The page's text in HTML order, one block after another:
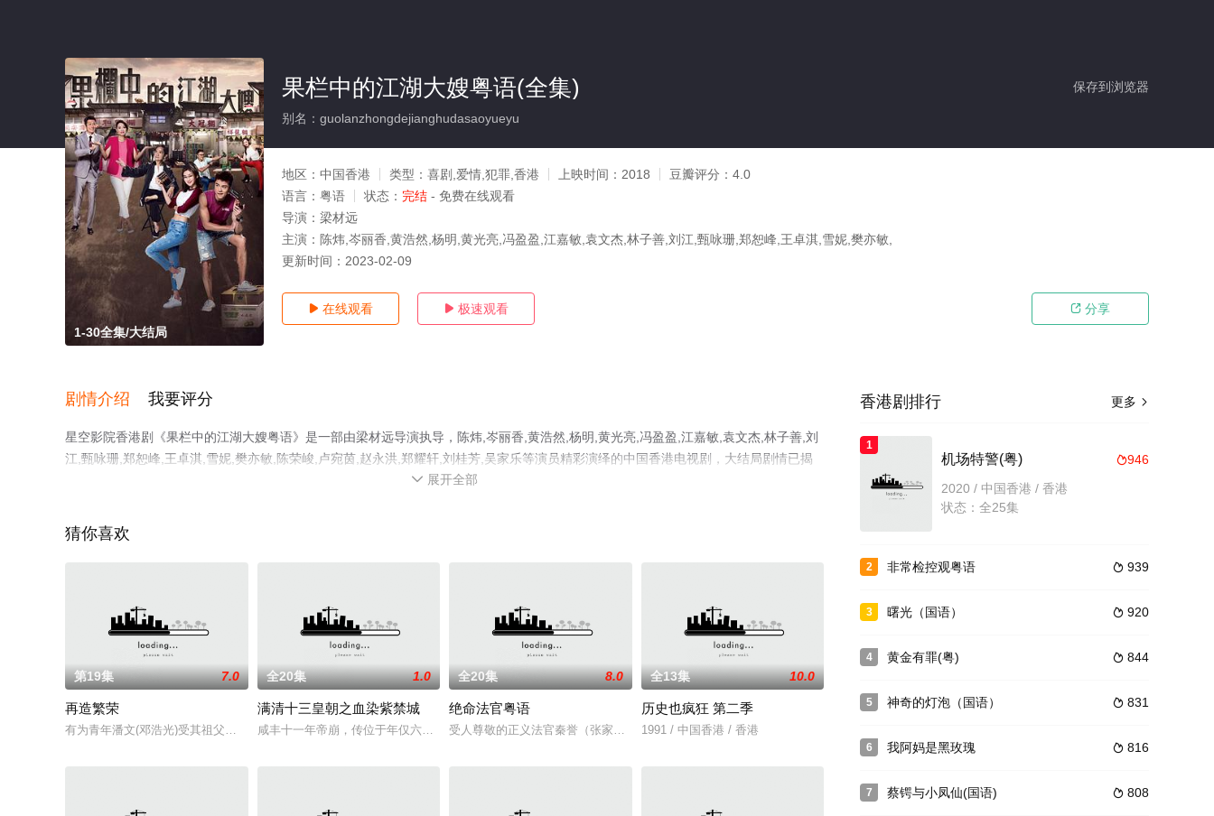
1-30全集/大结局
保存到浏览器
果栏中的江湖大嫂粤语(全集)
别名：guolanzhongdejianghudasaoyueyu
地区： 中国香港 类型： 喜剧,爱情,犯罪,香港 上映时间： 2018 豆瓣评分： 4.0
语言： 粤语 状态： 完结 - 免费在线观看
导演： 梁材远
主演： 陈炜,岑丽香,黄浩然,杨明,黄光亮,冯盈盈,江嘉敏,袁文杰,林子善,刘江,甄咏珊,郑恕峰,王卓淇,雪妮,樊亦敏,
更新时间： 2023-02-09
 在线观看  极速观看  分享
剧情介绍 我要评分
星空影院香港剧《果栏中的江湖大嫂粤语》是一部由梁材远导演执导，陈炜,岑丽香,黄浩然,杨明,黄光亮,冯盈盈,江嘉敏,袁文杰,林子善,刘
江,甄咏珊,郑恕峰,王卓淇,雪妮,樊亦敏,陈荣峻,卢宛茵,赵永洪,郑耀轩,刘桂芳,吴家乐等演员精彩演绎的中国香港电视剧，大结局剧情已揭
晓（1-30全集），免费观看高清未删减完整版电视剧全集就上星空影视，更多相关信息可移步至豆瓣电视剧、电视猫或剧情网等平台了
 展开全部
猜你喜欢
第19集 7.0
再造繁荣
有为青年潘文(邓浩光)受其祖父潘伯通(夏春秋)之传授，略懂风水术数之学，算出其弟并未夭折，尚在人间
全20集 1.0
满清十三皇朝之血染紫禁城
咸丰十一年帝崩，传位于年仅六岁之小皇子载淳。帝崩前授命肃顺、载坦等八人为顾命大臣，于是慈禧遂与恭亲
全20集 8.0
绝命法官粤语
受人尊敬的正义法官秦誉（张家辉 饰），为掩盖儿子交通肇事逃逸真相，不惜将自己拖入罪恶深渊，在法官职
全13集 10.0
历史也疯狂 第二季
1991 / 中国香港 / 香港
更多 
香港剧排行
1
946
机场特警(粤)
2020 / 中国香港 / 香港
状态：全25集
2  939
非常检控观粤语
3  920
曙光（国语）
4  844
黄金有罪(粤)
5  831
神奇的灯泡（国语）
6  816
我阿妈是黑玫瑰
7  808
蔡锷与小凤仙(国语)